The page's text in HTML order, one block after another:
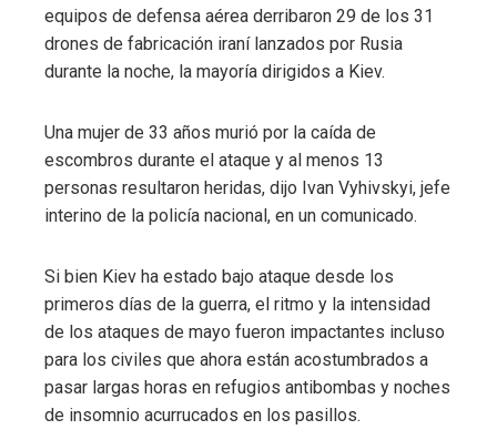
equipos de defensa aérea derribaron 29 de los 31
drones de fabricación iraní lanzados por Rusia
durante la noche, la mayoría dirigidos a Kiev.
Una mujer de 33 años murió por la caída de
escombros durante el ataque y al menos 13
personas resultaron heridas, dijo Ivan Vyhivskyi, jefe
interino de la policía nacional, en un comunicado.
Si bien Kiev ha estado bajo ataque desde los
primeros días de la guerra, el ritmo y la intensidad
de los ataques de mayo fueron impactantes incluso
para los civiles que ahora están acostumbrados a
pasar largas horas en refugios antibombas y noches
de insomnio acurrucados en los pasillos.